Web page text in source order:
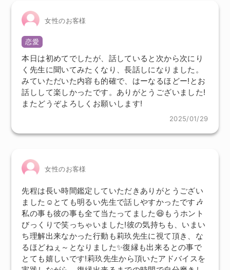
女性のお客様
恋愛
本日は初めてでしたが、話していると次から次にり
く先生に聞いてみたくなり、長話しになりました。
みていただいた内容も的確で、はーなるほどー!とお
話しして楽しかったです。ありがとうございました!
またどうぞよろしくお願いします!
2025/01/29
女性のお客様
先程は長い時間鑑定していただきありがとうござい
ました☺️とても明るい先生で話しやすかったです🎶
私の事も彼の事も全て当たってました😆もうホント
びっくりで笑っちゃいました!彼の気持ちも、いまい
ち理解出来なかった行動も莉玖先生に視て頂き、な
るほどねぇ～となりました✨復縁も出来るとの事で
とても嬉しいです!莉玖先生から頂いたアドバイスを